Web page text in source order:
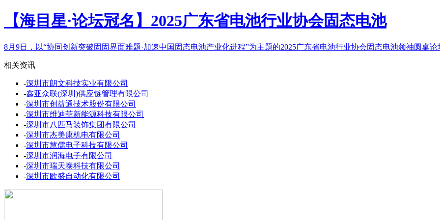
【海目星·论坛冠名】2025广东省电池行业协会固态电池
8月9日，以“协同创新突破固固界面难题·加速中国固态电池产业化进程”为主题的2025广东省电池行业协会固态电池领袖圆桌论
相关资讯
-深圳市朗文科技实业有限公司
-鑫亚众联(深圳)供应链管理有限公司
-深圳市创益通技术股份有限公司
-深圳市维迪菲新能源科技有限公司
-深圳市八匹马装饰集团有限公司
-深圳市杰美康机电有限公司
-深圳市慧儒电子科技有限公司
-深圳市润海电子有限公司
-深圳市瑞天泰科技有限公司
-深圳市欧盛自动化有限公司